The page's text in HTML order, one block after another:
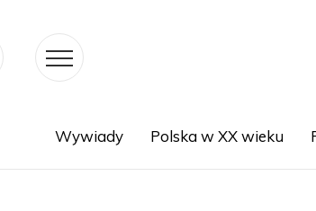
Wywiady Polska w XX wieku